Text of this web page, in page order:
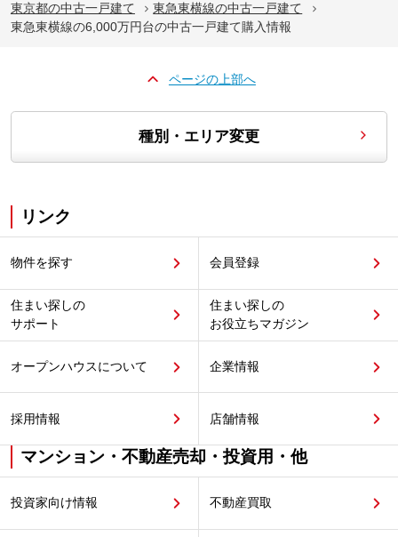
東京都の中古一戸建て
東急東横線の中古一戸建て
東急東横線の6,000万円台の中古一戸建て購入情報
ページの上部へ
種別・エリア変更
リンク
物件を探す 会員登録
住まい探しの
サポート
住まい探しの
お役立ちマガジン
オープンハウスについて 企業情報
採用情報 店舗情報
マンション・不動産売却・投資用・他
投資家向け情報 不動産買取